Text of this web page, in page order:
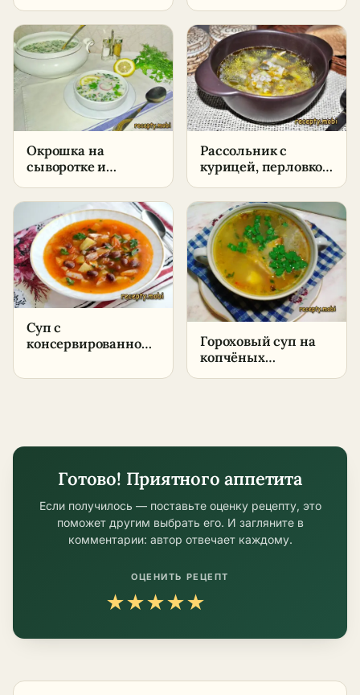
пошаговый рецепт
в домашних
условиях
Окрошка на
сыворотке и
пошаговый рецепт
в домашних
условиях
Рассольник с
курицей, перловкой
огурцами –
пошаговый рецепт
в домашних
условиях
Суп с
консервированной
пошаговый рецепт
Гороховый суп на
копчёных
Готово! Приятного аппетита
Если получилось — поставьте оценку рецепту, это
поможет другим выбрать его. И загляните в
комментарии: автор отвечает каждому.
ОЦЕНИТЬ РЕЦЕПТ
★★★★★